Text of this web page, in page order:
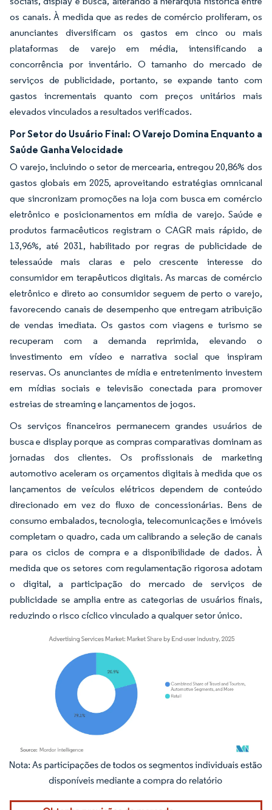
os canais. À medida que as redes de comércio proliferam, os
anunciantes diversificam os gastos em cinco ou mais
plataformas de varejo em média, intensificando a
concorrência por inventário. O tamanho do mercado de
serviços de publicidade, portanto, se expande tanto com
gastos incrementais quanto com preços unitários mais
elevados vinculados a resultados verificados.
Por Setor do Usuário Final: O Varejo Domina Enquanto a
Saúde Ganha Velocidade
O varejo, incluindo o setor de mercearia, entregou 20,86% dos
gastos globais em 2025, aproveitando estratégias omnicanal
que sincronizam promoções na loja com busca em comércio
eletrônico e posicionamentos em mídia de varejo. Saúde e
produtos farmacêuticos registram o CAGR mais rápido, de
13,96%, até 2031, habilitado por regras de publicidade de
telessaúde mais claras e pelo crescente interesse do
consumidor em terapêuticos digitais. As marcas de comércio
eletrônico e direto ao consumidor seguem de perto o varejo,
favorecendo canais de desempenho que entregam atribuição
de vendas imediata. Os gastos com viagens e turismo se
recuperam com a demanda reprimida, elevando o
investimento em vídeo e narrativa social que inspiram
reservas. Os anunciantes de mídia e entretenimento investem
em mídias sociais e televisão conectada para promover
estreias de streaming e lançamentos de jogos.
Os serviços financeiros permanecem grandes usuários de
busca e display porque as compras comparativas dominam as
jornadas dos clientes. Os profissionais de marketing
automotivo aceleram os orçamentos digitais à medida que os
lançamentos de veículos elétricos dependem de conteúdo
direcionado em vez do fluxo de concessionárias. Bens de
consumo embalados, tecnologia, telecomunicações e imóveis
completam o quadro, cada um calibrando a seleção de canais
para os ciclos de compra e a disponibilidade de dados. À
medida que os setores com regulamentação rigorosa adotam
o digital, a participação do mercado de serviços de
publicidade se amplia entre as categorias de usuários finais,
reduzindo o risco cíclico vinculado a qualquer setor único.
Imagem © Mordor Intelligence. O reuso requer atribuição conforme CC BY 4.0.